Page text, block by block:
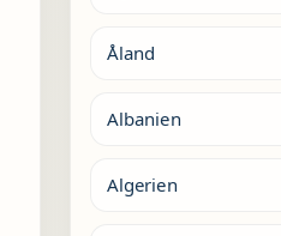
Åland
Albanien
Algerien